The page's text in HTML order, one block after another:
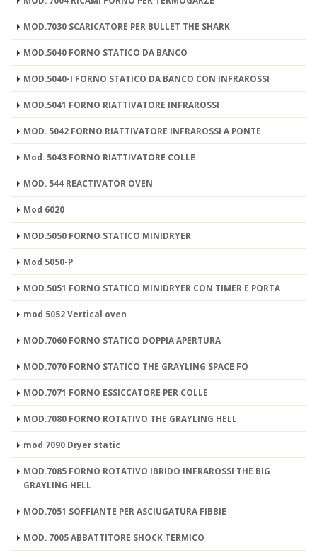
MOD.7030 SCARICATORE PER BULLET THE SHARK
MOD.5040 FORNO STATICO DA BANCO
MOD.5040-I FORNO STATICO DA BANCO CON INFRAROSSI
MOD.5041 FORNO RIATTIVATORE INFRAROSSI
MOD. 5042 FORNO RIATTIVATORE INFRAROSSI A PONTE
Mod. 5043 FORNO RIATTIVATORE COLLE
MOD. 544 REACTIVATOR OVEN
Mod 6020
MOD.5050 FORNO STATICO MINIDRYER
Mod 5050-P
MOD.5051 FORNO STATICO MINIDRYER CON TIMER E PORTA
mod 5052 Vertical oven
MOD.7060 FORNO STATICO DOPPIA APERTURA
MOD.7070 FORNO STATICO THE GRAYLING SPACE FO
MOD.7071 FORNO ESSICCATORE PER COLLE
MOD.7080 FORNO ROTATIVO THE GRAYLING HELL
mod 7090 Dryer static
MOD.7085 FORNO ROTATIVO IBRIDO INFRAROSSI THE BIG
GRAYLING HELL
MOD.7051 SOFFIANTE PER ASCIUGATURA FIBBIE
MOD. 7005 ABBATTITORE SHOCK TERMICO